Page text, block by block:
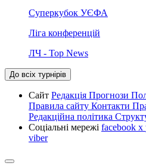
Суперкубок УЄФА
Ліга конференцій
ЛЧ - Top News
До всіх турнірів
Сайт Редакція Прогнози
Правила сайту Контакти
Редакційна політика
Соціальні мережі facebook x
viber